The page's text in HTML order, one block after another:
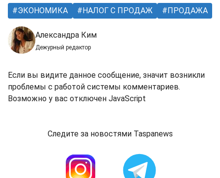
ЭКОНОМИКА НАЛОГ С ПРОДАЖ ПРОДАЖА
Александра Ким
Дежурный редактор
Если вы видите данное сообщение, значит возникли
проблемы с работой системы комментариев.
Возможно у вас отключен JavaScript
Следите за новостями Taspanews